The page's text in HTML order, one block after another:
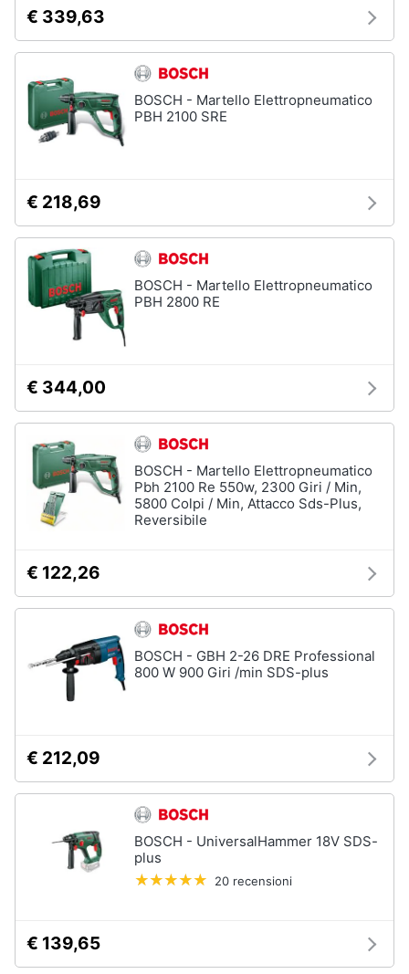
€ 339,63
BOSCH - Martello Elettropneumatico
PBH 2100 SRE
€ 218,69
BOSCH - Martello Elettropneumatico
PBH 2800 RE
€ 344,00
BOSCH - Martello Elettropneumatico
Pbh 2100 Re 550w, 2300 Giri / Min,
5800 Colpi / Min, Attacco Sds-Plus,
Reversibile
€ 122,26
BOSCH - GBH 2-26 DRE Professional
800 W 900 Giri /min SDS-plus
€ 212,09
BOSCH - UniversalHammer 18V SDS-
plus
20 recensioni
€ 139,65